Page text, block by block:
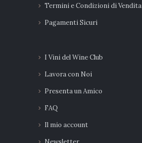
Termini e Condizioni di Vendita
Pagamenti Sicuri
I Vini del Wine Club
Lavora con Noi
Presenta un Amico
FAQ
Il mio account